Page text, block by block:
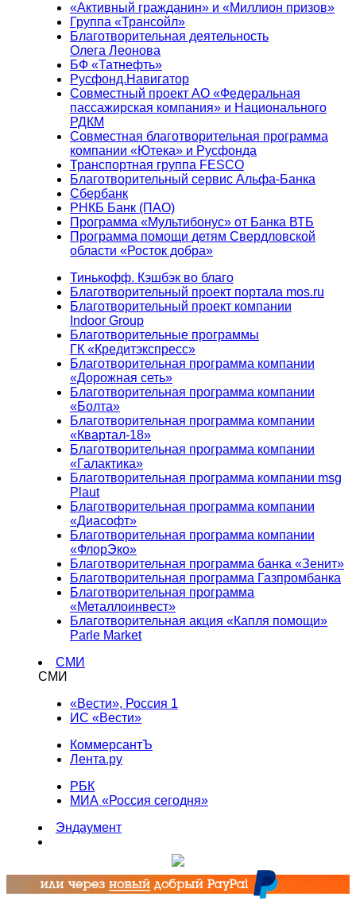
«Активный гражданин» и «Миллион призов»
Группа «Трансойл»
Благотворительная деятельность
Олега Леонова
БФ «Татнефть»
Русфонд.Навигатор
Совместный проект АО «Федеральная
пассажирская компания» и Национального
РДКМ
Совместная благотворительная программа
компании «Ютека» и Русфонда
Транспортная группа FESCO
Благотворительный сервис Альфа-Банка
Сбербанк
РНКБ Банк (ПАО)
Программа «Мультибонус» от Банка ВТБ
Программа помощи детям Свердловской
области «Росток добра»
Тинькофф. Кэшбэк во благо
Благотворительный проект портала mos.ru
Благотворительный проект компании
Indoor Group
Благотворительные программы
ГК «Кредитэкспресс»
Благотворительная программа компании
«Дорожная сеть»
Благотворительная программа компании
«Болта»
Благотворительная программа компании
«Квартал-18»
Благотворительная программа компании
«Галактика»
Благотворительная программа компании msg
Plaut
Благотворительная программа компании
«Диасофт»
Благотворительная программа компании
«ФлорЭко»
Благотворительная программа банка «Зенит»
Благотворительная программа Газпромбанка
Благотворительная программа
«Металлоинвест»
Благотворительная акция «Капля помощи»
Parle Market
СМИ
СМИ
«Вести», Россия 1
ИС «Вести»
КоммерсантЪ
Лента.ру
РБК
МИА «Россия сегодня»
Эндаумент